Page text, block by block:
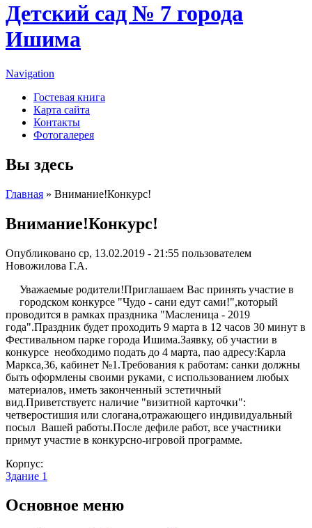
Детский сад № 7 города
Ишима
Navigation
Гостевая книга
Карта сайта
Контакты
Фотогалерея
Вы здесь
Главная » Внимание!Конкурс!
Внимание!Конкурс!
Опубликовано ср, 13.02.2019 - 21:55 пользователем
Новожилова Г.А.
Уважаемые родители!Приглашаем Вас принять участие в
городском конкурсе "Чудо - сани едут сами!",который
проводится в рамках праздника "Масленица - 2019
года".Праздник будет проходить 9 марта в 12 часов 30 минут в
Фестивальном парке города Ишима.Заявку, об участии в
конкурсе необходимо подать до 4 марта, пао адресу:Карла
Маркса,36, кабинет №1.Требования к работам: санки должны
быть оформлены своими руками, с использованием любых
материалов, иметь законченный эстетичный
вид.Приветствуетс наличие "визитной карточки":
четверостишия или слогана,отражающего индивидуальный
посыл Вашей работы.После дефиле работ, все участники
примут участие в конкурсно-игровой программе.
Корпус:
Здание 1
Основное меню